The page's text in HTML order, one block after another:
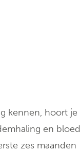
kennen, hoort je
en
zes maanden